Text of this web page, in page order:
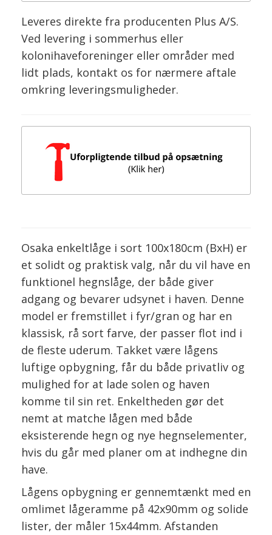
Leveres direkte fra producenten Plus A/S.
Ved levering i sommerhus eller
kolonihaveforeninger eller områder med
lidt plads, kontakt os for nærmere aftale
omkring leveringsmuligheder.
Osaka enkeltlåge i sort 100x180cm (BxH) er
et solidt og praktisk valg, når du vil have en
funktionel hegnslåge, der både giver
adgang og bevarer udsynet i haven. Denne
model er fremstillet i fyr/gran og har en
klassisk, rå sort farve, der passer flot ind i
de fleste uderum. Takket være lågens
luftige opbygning, får du både privatliv og
mulighed for at lade solen og haven
komme til sin ret. Enkeltheden gør det
nemt at matche lågen med både
eksisterende hegn og nye hegnselementer,
hvis du går med planer om at indhegne din
have.
Lågens opbygning er gennemtænkt med en
omlimet lågeramme på 42x90mm og solide
lister, der måler 15x44mm. Afstanden